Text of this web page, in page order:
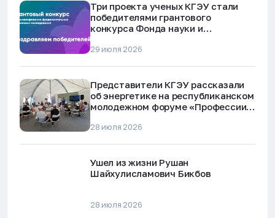
Три проекта ученых КГЭУ стали
победителями грантового
конкурса Фонда науки и
29 июля 2026
Представители КГЭУ рассказали
об энергетике на республиканском
молодежном форуме «Профессии
28 июля 2026
Ушел из жизни Рушан
Шайхулисламович Бикбов
28 июля 2026